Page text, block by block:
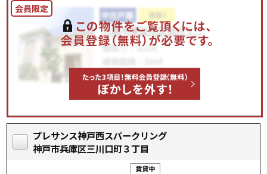
プレサンス神戸西スパークリング
神戸市兵庫区三川口町３丁目